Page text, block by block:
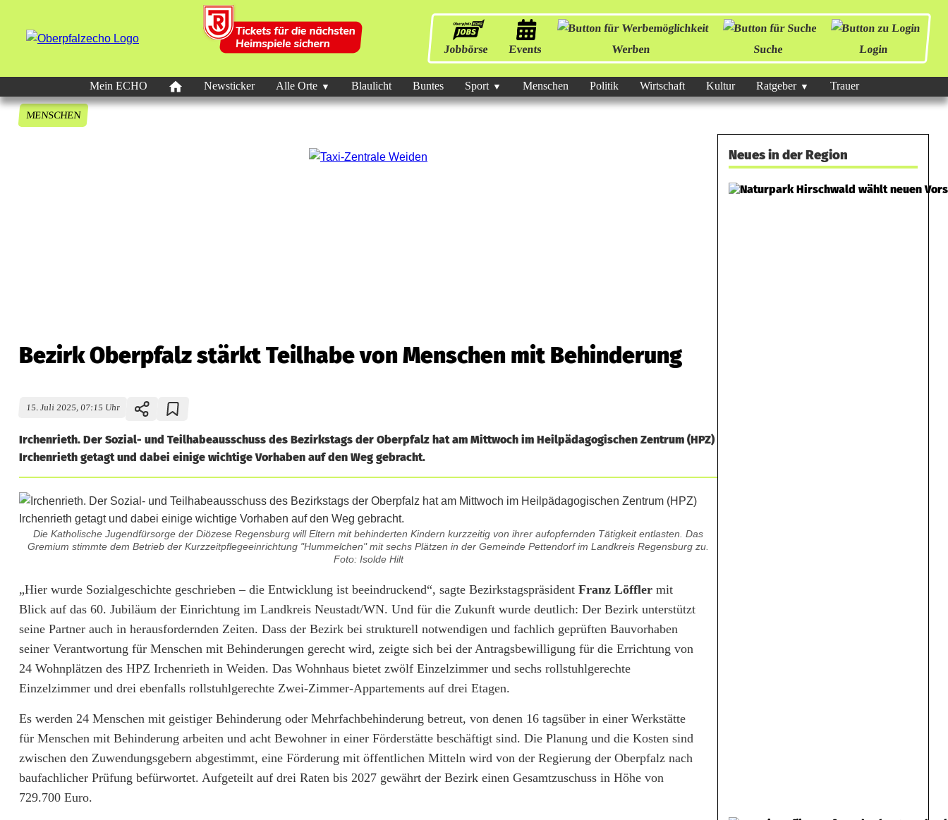
Jobbörse Events Werben Suche Login
Mein ECHO Newsticker Alle Orte Blaulicht Buntes Sport Menschen Politik Wirtschaft Kultur Ratgeber Trauer
MENSCHEN
Bezirk Oberpfalz stärkt Teilhabe von Menschen mit Behinderung
15. Juli 2025, 07:15 Uhr
Irchenrieth. Der Sozial- und Teilhabeausschuss des Bezirkstags der Oberpfalz hat am Mittwoch im Heilpädagogischen Zentrum (HPZ)
Irchenrieth getagt und dabei einige wichtige Vorhaben auf den Weg gebracht.
Die Katholische Jugendfürsorge der Diözese Regensburg will Eltern mit behinderten Kindern kurzzeitig von ihrer aufopfernden Tätigkeit entlasten. Das
Gremium stimmte dem Betrieb der Kurzzeitpflegeeinrichtung "Hummelchen" mit sechs Plätzen in der Gemeinde Pettendorf im Landkreis Regensburg zu.
Foto: Isolde Hilt
B
e
z
i
k
O
b
e
„Hier wurde Sozialgeschichte geschrieben – die Entwicklung ist beeindruckend“, sagte Bezirkstagspräsident Franz Löffler mit
Blick auf das 60. Jubiläum der Einrichtung im Landkreis Neustadt/WN. Und für die Zukunft wurde deutlich: Der Bezirk unterstützt
seine Partner auch in herausfordernden Zeiten. Dass der Bezirk bei strukturell notwendigen und fachlich geprüften Bauvorhaben
seiner Verantwortung für Menschen mit Behinderungen gerecht wird, zeigte sich bei der Antragsbewilligung für die Errichtung von
24 Wohnplätzen des HPZ Irchenrieth in Weiden. Das Wohnhaus bietet zwölf Einzelzimmer und sechs rollstuhlgerechte
Einzelzimmer und drei ebenfalls rollstuhlgerechte Zwei-Zimmer-Appartements auf drei Etagen.
Es werden 24 Menschen mit geistiger Behinderung oder Mehrfachbehinderung betreut, von denen 16 tagsüber in einer Werkstätte
für Menschen mit Behinderung arbeiten und acht Bewohner in einer Förderstätte beschäftigt sind. Die Planung und die Kosten sind
zwischen den Zuwendungsgebern abgestimmt, eine Förderung mit öffentlichen Mitteln wird von der Regierung der Oberpfalz nach
baufachlicher Prüfung befürwortet. Aufgeteilt auf drei Raten bis 2027 gewährt der Bezirk einen Gesamtzuschuss in Höhe von
729.700 Euro.
Neues in der Region